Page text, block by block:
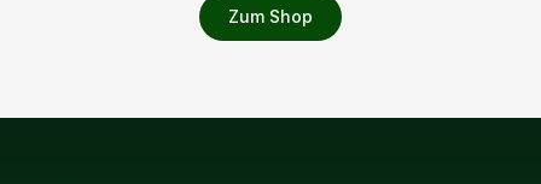
Zum Shop